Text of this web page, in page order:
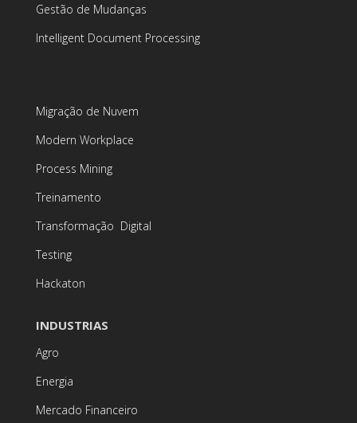
Gestão de Mudanças
Intelligent Document Processing
Migração de Nuvem
Modern Workplace
Process Mining
Treinamento
Transformação Digital
Testing
Hackaton
INDUSTRIAS
Agro
Energia
Mercado Financeiro